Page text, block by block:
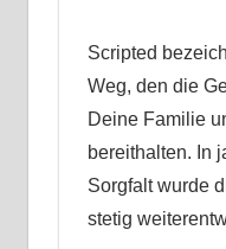
Scripted
Weg, den die
Deine Familie
bereithalten. In
Sorgfalt wurde
stetig